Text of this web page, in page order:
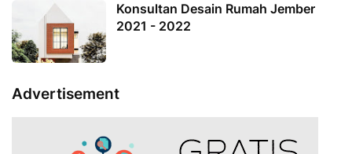
Konsultan Desain Rumah Jember
2021 - 2022
Advertisement